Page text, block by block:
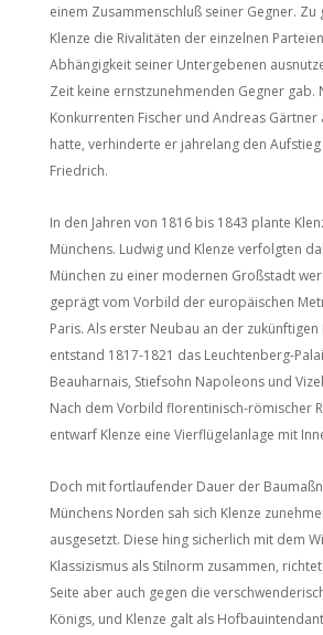
einem Zusammenschluß seiner Gegner. Zu
Klenze die Rivalitäten der einzelnen
Abhängigkeit seiner Untergebenen
Zeit keine ernstzunehmenden Gegner gab.
Konkurrenten Fischer und Andreas Gärtner
hatte, verhinderte er jahrelang den Aufstieg
Friedrich.
In den Jahren von 1816 bis 1843 plante
Münchens. Ludwig und Klenze verfolgten
München zu einer modernen Großstadt
geprägt vom Vorbild der europäischen
Paris. Als erster Neubau an der
entstand 1817-1821 das Leuchtenberg-
Beauharnais, Stiefsohn Napoleons und
Nach dem Vorbild florentinisch-römischer
entwarf Klenze eine Vierflügelanlage mit
Doch mit fortlaufender Dauer der
Münchens Norden sah sich Klenze
ausgesetzt. Diese hing sicherlich mit dem
Klassizismus als Stilnorm zusammen,
Seite aber auch gegen die
Königs, und Klenze galt als